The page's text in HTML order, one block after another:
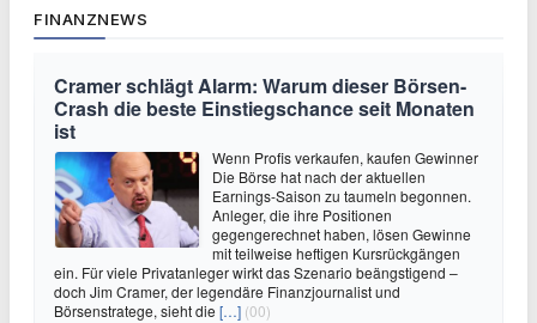
FINANZNEWS
Cramer schlägt Alarm: Warum dieser Börsen-
Crash die beste Einstiegschance seit Monaten
ist
Wenn Profis verkaufen, kaufen Gewinner
Die Börse hat nach der aktuellen
Earnings-Saison zu taumeln begonnen.
Anleger, die ihre Positionen
gegengerechnet haben, lösen Gewinne
mit teilweise heftigen Kursrückgängen
ein. Für viele Privatanleger wirkt das Szenario beängstigend –
doch Jim Cramer, der legendäre Finanzjournalist und
Börsenstratege, sieht die […] (00)